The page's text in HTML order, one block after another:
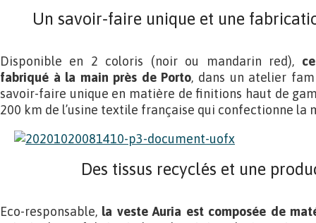
Un savoir-faire unique et une
Disponible en 2 coloris (noir ou mandarin red),
fabriqué à la main près de Porto, dans un atelier
savoir-faire unique en matière de finitions haut de
200 km de l’usine textile française qui confectionne la
Des tissus recyclés et une
Eco-responsable, la veste Auria est composée de